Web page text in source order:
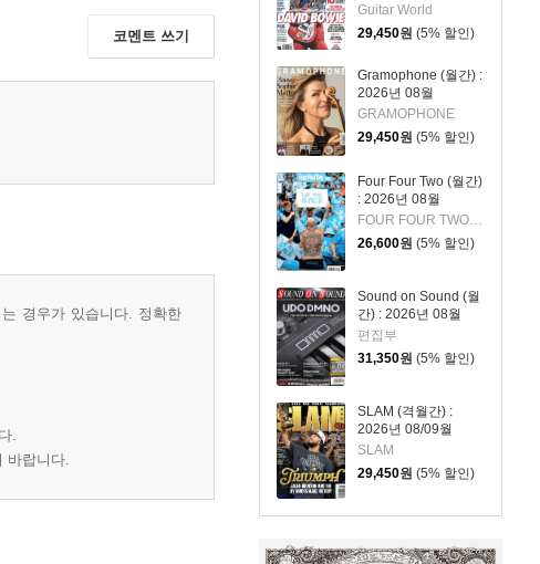
Guitar World
29,450원 (5% 할인)
Gramophone (월간) :
2026년 08월
GRAMOPHONE
29,450원 (5% 할인)
Four Four Two (월간)
: 2026년 08월
FOUR FOUR TWO 편집부
26,600원 (5% 할인)
Sound on Sound (월
간) : 2026년 08월
편집부
31,350원 (5% 할인)
SLAM (격월간) :
2026년 08/09월
SLAM
29,450원 (5% 할인)
코멘트 쓰기
경우가 있습니다. 정확한
.
바랍니다.